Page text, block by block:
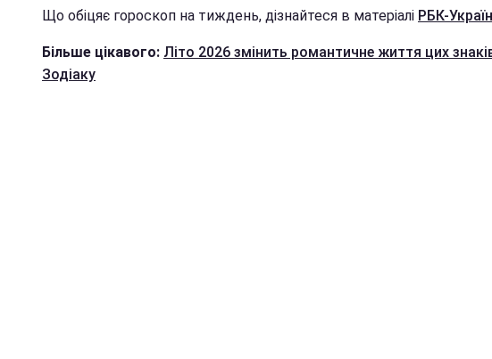
Що обіцяє гороскоп на тиждень, дізнайтеся в матеріалі РБК-
Більше цікавого: Літо 2026 змінить романтичне життя цих
Зодіаку